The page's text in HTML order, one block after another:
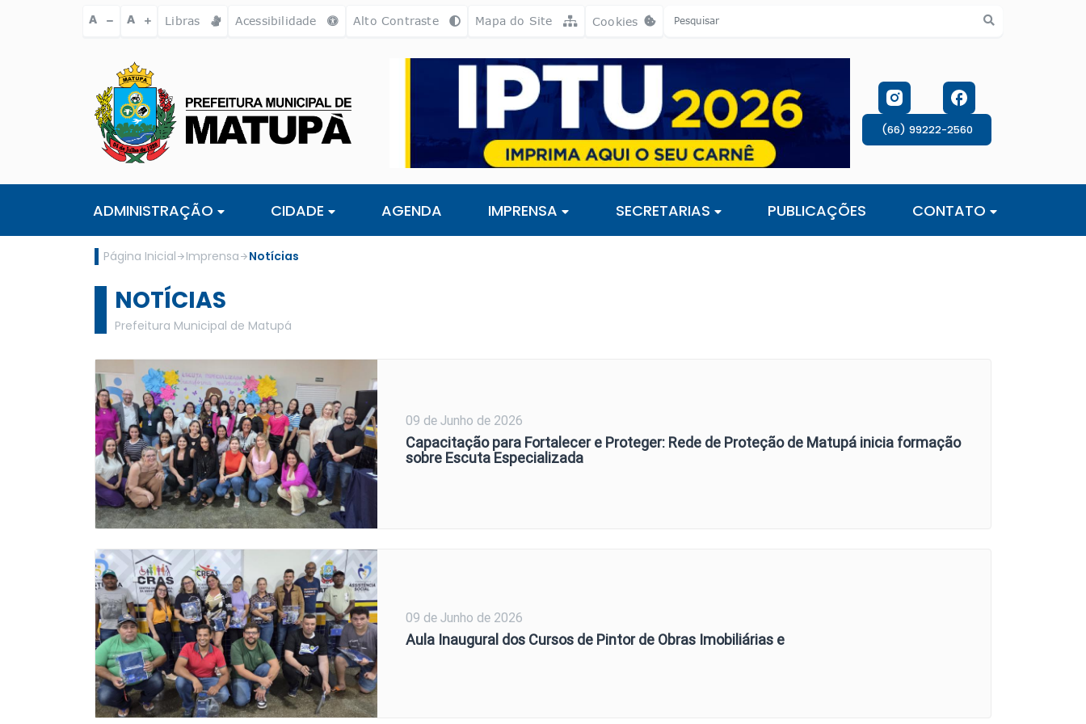
Ir para o conteúdo [alt+1] Ir para o menu [alt+2] Ir para a busca [alt+3] Ir para o rodapé [alt+4]
A A Libras Acessibilidade Alto Contraste Mapa do Site Cookies
Abrir preferências de cookies
(66) 99222-2560
ADMINISTRAÇÃO CIDADE AGENDA IMPRENSA SECRETARIAS PUBLICAÇÕES CONTATO
Página Inicial Imprensa Notícias
NOTÍCIAS
Prefeitura Municipal de Matupá
09 de Junho de 2026
Capacitação para Fortalecer e Proteger: Rede de Proteção de Matupá inicia formação
sobre Escuta Especializada
09 de Junho de 2026
Aula Inaugural dos Cursos de Pintor de Obras Imobiliárias e